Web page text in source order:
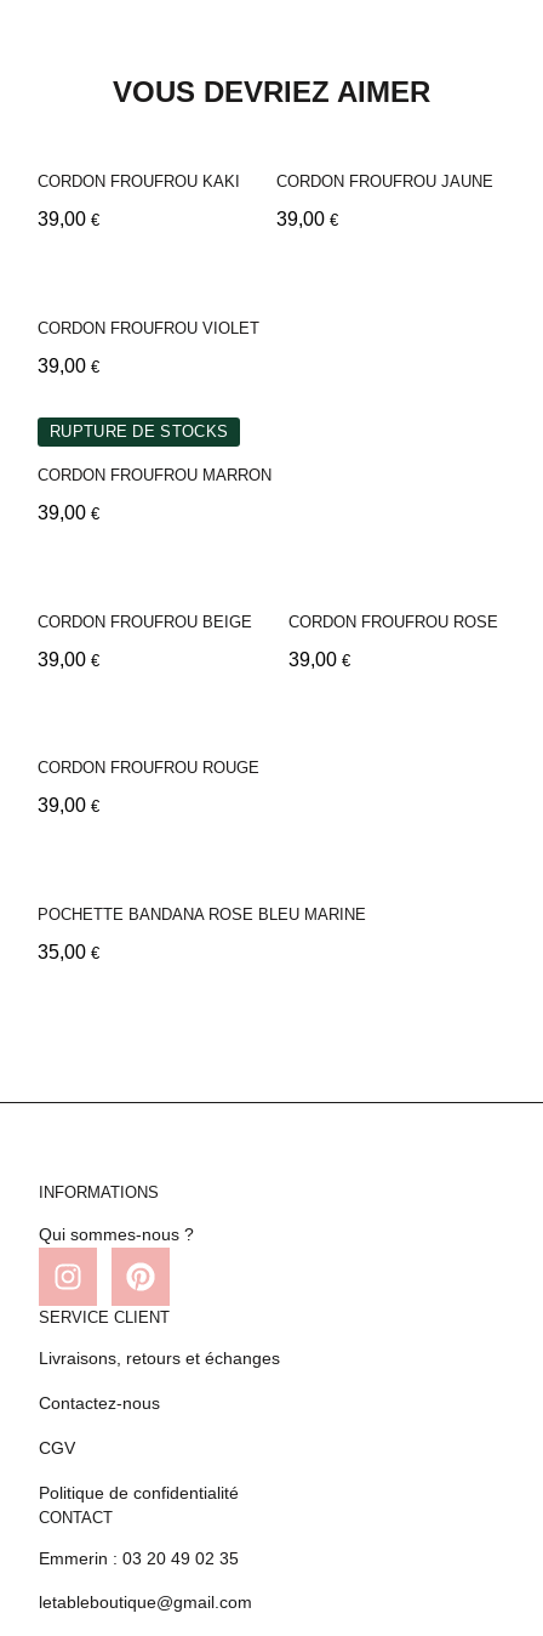
VOUS DEVRIEZ AIMER
CORDON FROUFROU KAKI
39,00 €
CORDON FROUFROU JAUNE
39,00 €
CORDON FROUFROU VIOLET
39,00 €
RUPTURE DE STOCKS
CORDON FROUFROU MARRON
39,00 €
CORDON FROUFROU BEIGE
39,00 €
CORDON FROUFROU ROSE
39,00 €
CORDON FROUFROU ROUGE
39,00 €
POCHETTE BANDANA ROSE BLEU MARINE
35,00 €
INFORMATIONS
Qui sommes-nous ?
SERVICE CLIENT
Livraisons, retours et échanges
Contactez-nous
CGV
Politique de confidentialité
CONTACT
Emmerin : 03 20 49 02 35
letableboutique@gmail.com